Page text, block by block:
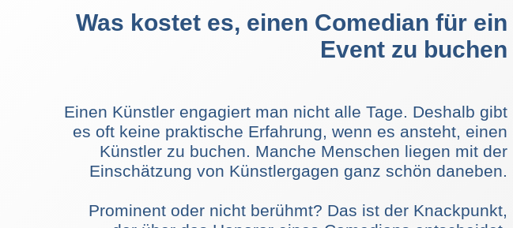
Was kostet es, einen Comedian für ein
Event zu buchen
Einen Künstler engagiert man nicht alle Tage. Deshalb gibt
es oft keine praktische Erfahrung, wenn es ansteht, einen
Künstler zu buchen. Manche Menschen liegen mit der
Einschätzung von Künstlergagen ganz schön daneben.
Prominent oder nicht berühmt? Das ist der Knackpunkt,